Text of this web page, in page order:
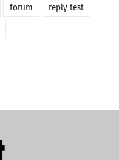
forum reply test